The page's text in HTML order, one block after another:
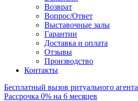
Возврат
Вопрос/Ответ
Выставочные залы
Гарантии
Доставка и оплата
Отзывы
Производство
Контакты
Бесплатный вызов ритуального агента
Рассрочка 0% на 6 месяцев